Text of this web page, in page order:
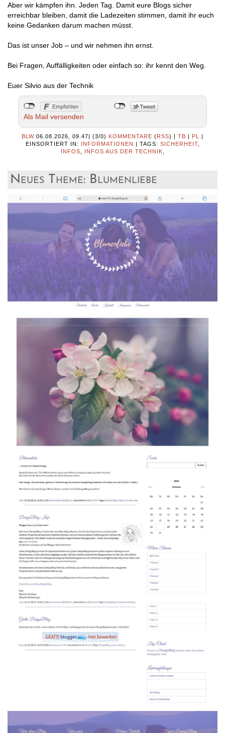
Aber wir kämpfen ihn. Jeden Tag. Damit eure Blogs sicher
erreichbar bleiben, damit die Ladezeiten stimmen, damit ihr euch
keine Gedanken darum machen müsst.
Das ist unser Job – und wir nehmen ihn ernst.
Bei Fragen, Auffälligkeiten oder einfach so: ihr kennt den Weg.
Euer Silvio aus der Technik
Als Mail versenden
BLW 06.08.2026, 09.47| (3/0) KOMMENTARE (RSS) | TB | PL
|
EINSORTIERT IN: INFORMATIONEN | TAGS: SICHERHEIT,
INFOS
INFOS AUS DER TECHNIK
Neues Theme: Blumenliebe